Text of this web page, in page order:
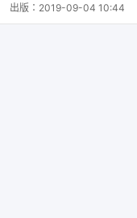
出版： 2019-09-04 10:44